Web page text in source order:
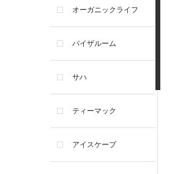
オーガニックライフ
バイザルーム
サハ
ティーマック
アイスケープ